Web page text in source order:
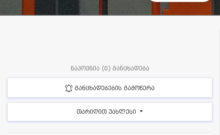
ნაპოვნია (0) განცხადება
განცხადებების გამოწერა
თარიღით უახლესი